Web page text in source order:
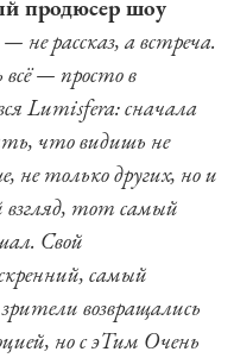
продюсер шоу
рассказ, а встреча.
— просто в
Lumisfera: сначала
что видишь не
не только других, но и
взгляд, тот самый
Свой
самый
возвращались
но с эТим Очень